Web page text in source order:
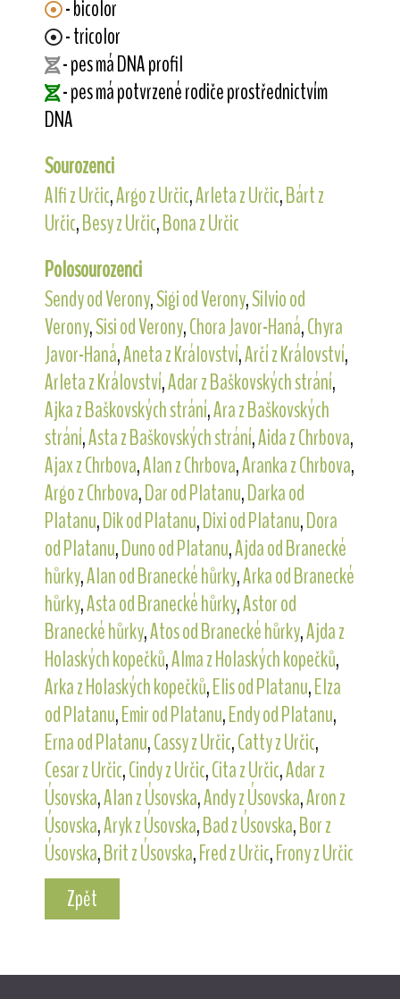
- bicolor
- tricolor
- pes má DNA profil
- pes má potvrzené rodiče prostřednictvím
DNA
Sourozenci
Alfi z Určic,Argo z Určic,Arleta z Určic,Bárt z
Určic,Besy z Určic,Bona z Určic
Polosourozenci
Sendy od Verony,Sigi od Verony,Silvio od
Verony,Sisi od Verony,Chora Javor-Haná,Chyra
Javor-Haná,Aneta z Království,Arčí z Království,
Arleta z Království,Adar z Baškovských strání,
Ajka z Baškovských strání,Ara z Baškovských
strání,Asta z Baškovských strání,Aida z Chrbova,
Ajax z Chrbova,Alan z Chrbova,Aranka z Chrbova,
Argo z Chrbova,Dar od Platanu,Darka od
Platanu,Dik od Platanu,Dixi od Platanu,Dora
od Platanu,Duno od Platanu,Ajda od Branecké
hůrky,Alan od Branecké hůrky,Arka od Branecké
hůrky,Asta od Branecké hůrky,Astor od
Branecké hůrky,Atos od Branecké hůrky,Ajda z
Holaských kopečků,Alma z Holaských kopečků,
Arka z Holaských kopečků,Elis od Platanu,Elza
od Platanu,Emir od Platanu,Endy od Platanu,
Erna od Platanu,Cassy z Určic,Catty z Určic,
Cesar z Určic,Cindy z Určic,Cita z Určic,Adar z
Úsovska,Alan z Úsovska,Andy z Úsovska,Aron z
Úsovska,Aryk z Úsovska,Bad z Úsovska,Bor z
Úsovska,Brit z Úsovska,Fred z Určic,Frony z Určic
Zpět